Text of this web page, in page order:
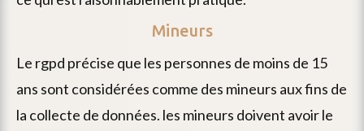
Mineurs
le rgpd précise que les personnes de moins de 15
ans sont considérées comme des mineurs aux fins de
la collecte de données. les mineurs doivent avoir le